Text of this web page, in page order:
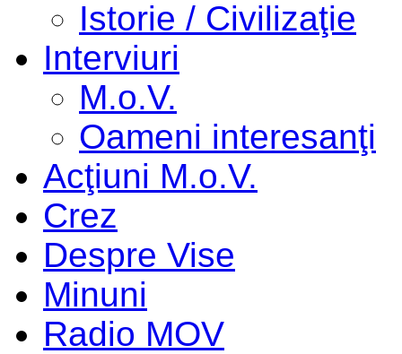
Istorie / Civilizaţie
Interviuri
M.o.V.
Oameni interesanţi
Acţiuni M.o.V.
Crez
Despre Vise
Minuni
Radio MOV